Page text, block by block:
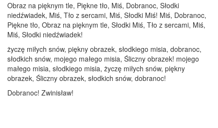
Obraz na pięknym tle, Piękne tło, Miś, Dobranoc, Słodki
niedźwiadek, Miś, Tło z sercami, Miś, Słodki Miś! Miś, Dobranoc,
Piękne tło, Obraz na pięknym tle, Słodki Miś, Tło z sercami, Miś,
Miś, Słodki niedźwiadek!
życzę miłych snów, piękny obrazek, słodkiego misia, dobranoc,
słodkich snów, mojego małego misia, Śliczny obrazek! mojego
małego misia, słodkiego misia, życzę miłych snów, piękny
obrazek, Śliczny obrazek, słodkich snów, dobranoc!
Dobranoc! Zwinisław!